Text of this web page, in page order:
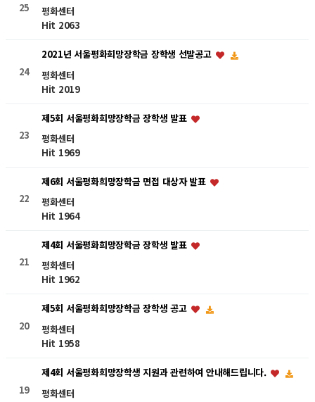
25
평화센터
Hit 2063
24
2021년 서울평화희망장학금 장학생 선발공고
평화센터
Hit 2019
23
제5회 서울평화희망장학금 장학생 발표
평화센터
Hit 1969
22
제6회 서울평화희망장학금 면접 대상자 발표
평화센터
Hit 1964
21
제4회 서울평화희망장학금 장학생 발표
평화센터
Hit 1962
20
제5회 서울평화희망장학금 장학생 공고
평화센터
Hit 1958
19
제4회 서울평화희망장학생 지원과 관련하여 안내해드립니다.
평화센터